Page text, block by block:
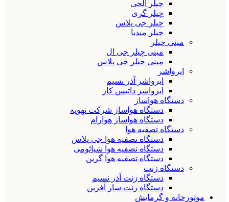
چیلر الجی
چیلر گری
چیلر جی پلاس
چیلر میدیا
مینی چیلر
مینی چیلر جی ال
مینی چیلر جی پلاس
ایرواشر
ایرواشر آذر نسیم
ایرواشر داتیس کار
دستگاه هواساز
دستگاه هواساز شرکت تهویه
دستگاه هواساز هوارام
دستگاه تصفیه هوا
دستگاه تصفیه هوا جی پلاس
دستگاه تصفیه هوا شیائومی
دستگاه تصفیه هوا گرین
دستگاه زنت
دستگاه زنت آذر نسیم
دستگاه زنت سار آفرین
موتورخانه و گرمایش